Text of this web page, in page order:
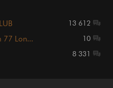
13 612
77 Lon... 10
8 331